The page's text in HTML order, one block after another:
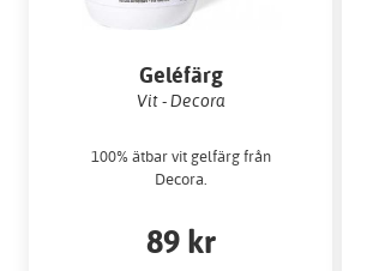
Geléfärg
Vit - Decora
100% ätbar vit gelfärg från
Decora.
89 kr